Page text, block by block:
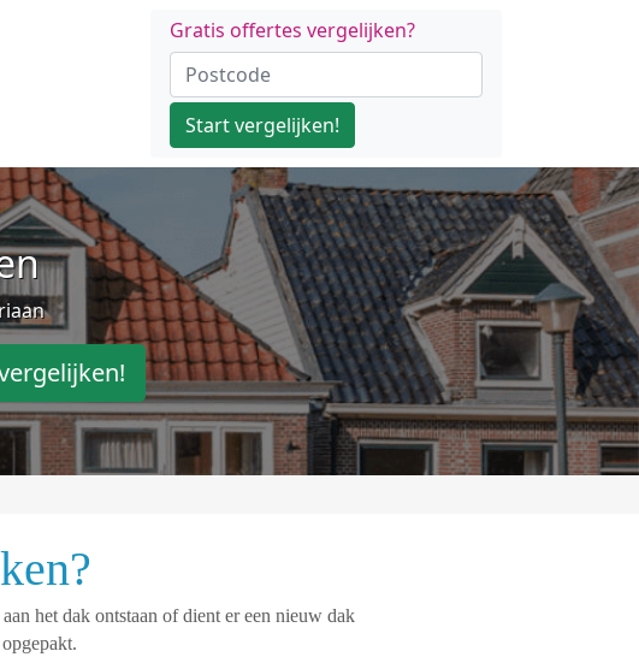
Gratis offertes vergelijken?
Start vergelijken!
het dak ontstaan of dient er een nieuw dak